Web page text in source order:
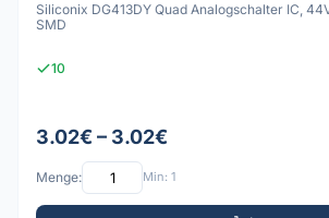
Siliconix DG413DY Quad Analogschalter IC,
SMD
10
3.02€ – 3.02€
Menge: Min: 1